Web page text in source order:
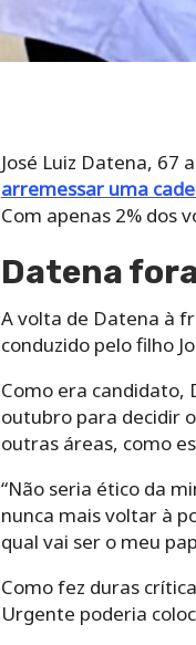
José Luiz Datena, 67
arremessar uma
Com apenas 2% dos
Datena
A volta de Datena à
conduzido pelo filho
Como era candidato,
outubro para decidir
outras áreas, como
“Não seria ético da
nunca mais voltar à
qual vai ser o meu
Como fez duras
Urgente poderia